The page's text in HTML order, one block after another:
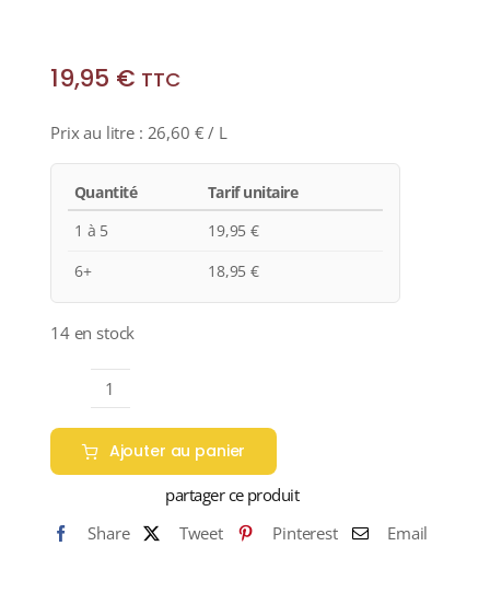
19,95 € TTC
Prix au litre : 26,60 € / L
Quantité
Tarif unitaire
1 à 5
19,95€
6+
18,95€
14 en stock
quantité
de
Domaine
du
Tremblay
"CUVÉE
Ajouter au panier
partager ce produit
Share
Tweet Pinterest Email